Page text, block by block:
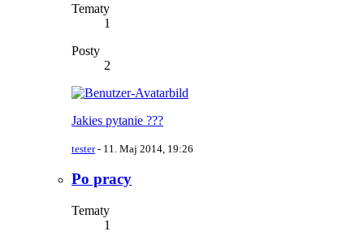
Tematy
1
Posty
2
Jakies pytanie ???
tester- 11. Maj 2014, 19:26
Po pracy
Tematy
1